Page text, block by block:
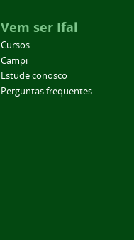
Vem ser Ifal
Cursos
Campi
Estude conosco
Perguntas frequentes